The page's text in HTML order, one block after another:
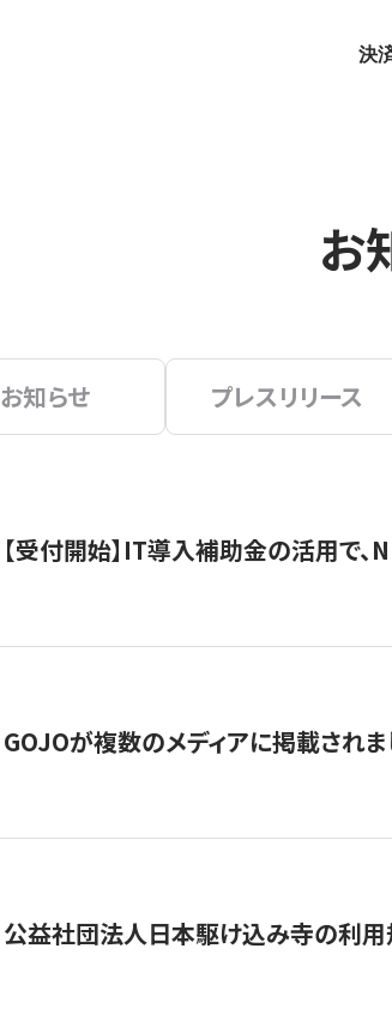
決
お
お知らせ プレスリリース
【受付開始】IT導入補助金の活用で
GOJOが複数のメディアに掲載され
公益社団法人日本駆け込み寺の利